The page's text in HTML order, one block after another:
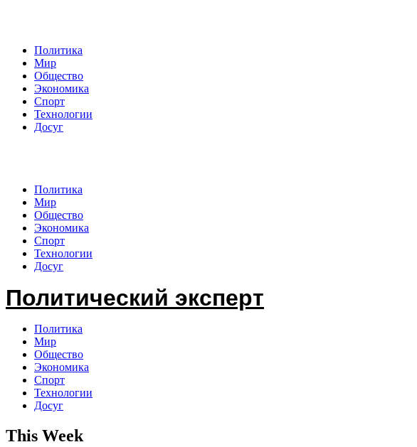
Политика
Мир
Общество
Экономика
Спорт
Технологии
Досуг
Политика
Мир
Общество
Экономика
Спорт
Технологии
Досуг
Политический эксперт
Политика
Мир
Общество
Экономика
Спорт
Технологии
Досуг
This Week